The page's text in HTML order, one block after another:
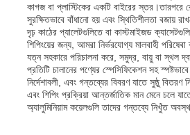
কাগজ বা প্লাস্টিকের একটি বাইরের স্তর।তারপরে
সুরক্ষিতভাবে বাঁধানো হয় এবং স্থিতিশীলতা বজায়
দৃঢ় কাঠের প্যালেটগুলিতে বা কাস্টমাইজড
শিপিংয়ের জন্য, আমরা নির্ভরযোগ্য মালবাহী
যত্ন সহকারে পরিচালনা করে, সমুদ্র, বায়ু বা স্থল
প্রতিটি চালানের পণ্যের স্পেসিফিকেশন সহ
নির্দেশাবলী, এবং গন্তব্যের বিবরণ যাতে সুষ্ঠু বিতরণ
এবং শিপিং প্রক্রিয়া আন্তর্জাতিক মান মেনে চলে
অ্যালুমিনিয়াম কয়েলগুলি তাদের গন্তব্যে নিখুঁত